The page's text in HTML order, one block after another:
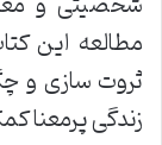
مطالعه این
ثروت سازی و
زندگی پرمعنا